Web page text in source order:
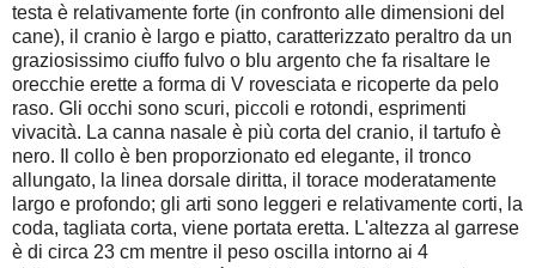
testa è relativamente forte (in confronto alle dimensioni del
cane), il cranio è largo e piatto, caratterizzato peraltro da un
graziosissimo ciuffo fulvo o blu argento che fa risaltare le
orecchie erette a forma di V rovesciata e ricoperte da pelo
raso. Gli occhi sono scuri, piccoli e rotondi, esprimenti
vivacità. La canna nasale è più corta del cranio, il tartufo è
nero. Il collo è ben proporzionato ed elegante, il tronco
allungato, la linea dorsale diritta, il torace moderatamente
largo e profondo; gli arti sono leggeri e relativamente corti, la
coda, tagliata corta, viene portata eretta. L'altezza al garrese
è di circa 23 cm mentre il peso oscilla intorno ai 4